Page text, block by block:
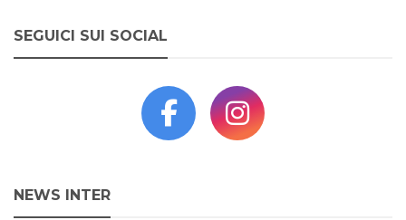
SEGUICI SUI SOCIAL
NEWS INTER